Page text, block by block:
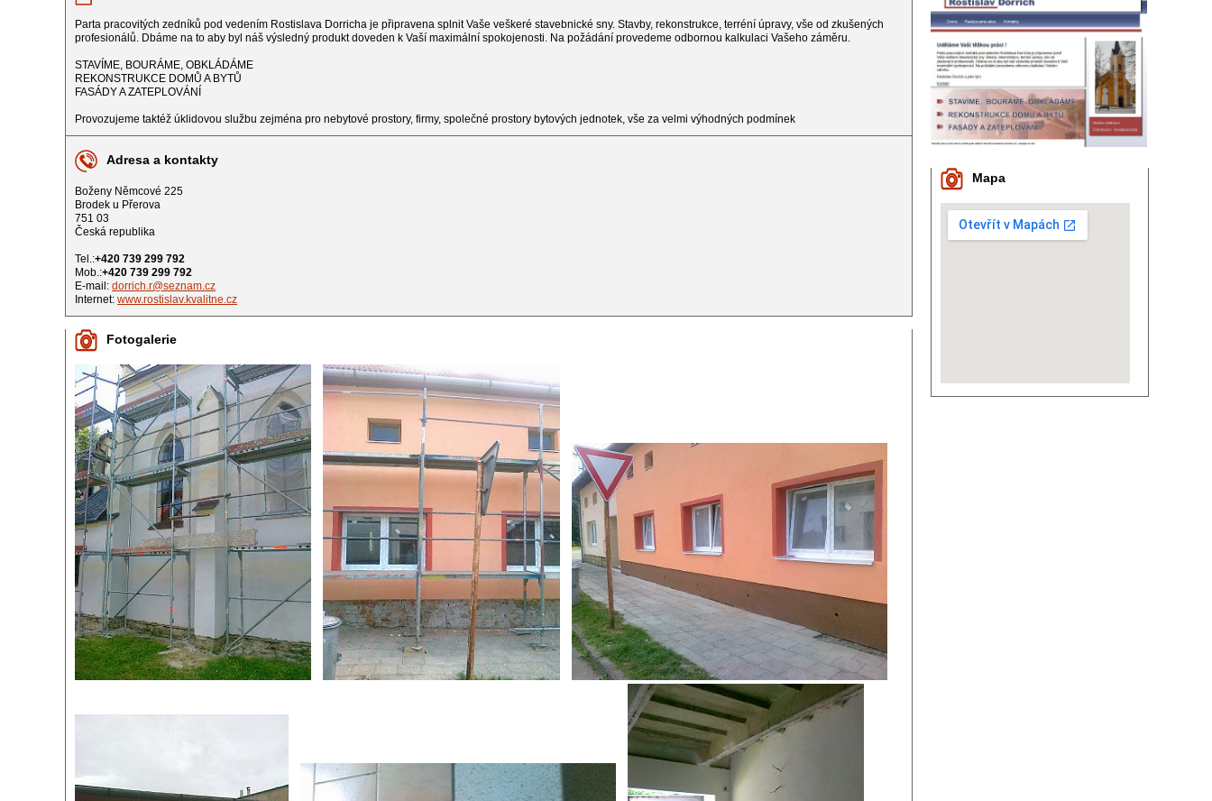
Mapa
Parta pracovitých zedníků pod vedením Rostislava Dorricha je připravena splnit Vaše veškeré stavebnické sny. Stavby, rekonstrukce, terréní úpravy, vše od zkušených
profesionálů. Dbáme na to aby byl náš výsledný produkt doveden k Vaší maximální spokojenosti. Na požádání provedeme odbornou kalkulaci Vašeho záměru.
STAVÍME, BOURÁME, OBKLÁDÁME
REKONSTRUKCE DOMŮ A BYTŮ
FASÁDY A ZATEPLOVÁNÍ
Provozujeme taktéž úklidovou službu zejména pro nebytové prostory, firmy, společné prostory bytových jednotek, vše za velmi výhodných podmínek
Adresa a kontakty
Boženy Němcové 225
Brodek u Přerova
751 03
Česká republika
Tel.:+420 739 299 792
Mob.:+420 739 299 792
E-mail: dorrich.r@seznam.cz
Internet: www.rostislav.kvalitne.cz
Fotogalerie